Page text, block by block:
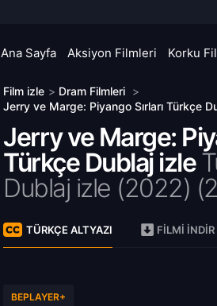
Ana Sayfa Aksiyon Filmleri Korku
Film izle > Dram Filmleri >
Jerry ve Marge: Piyango Sırları Türkçe
Jerry ve Marge:
Türkçe Dublaj izle
Dublaj izle (2022) (
TÜRKÇE ALTYAZI FILMI İNDIR
BEPLAYER+